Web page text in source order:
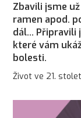
Zbavili jsme
ramen apod.
dál… Připravili
které vám
bolesti.
Život ve 21.